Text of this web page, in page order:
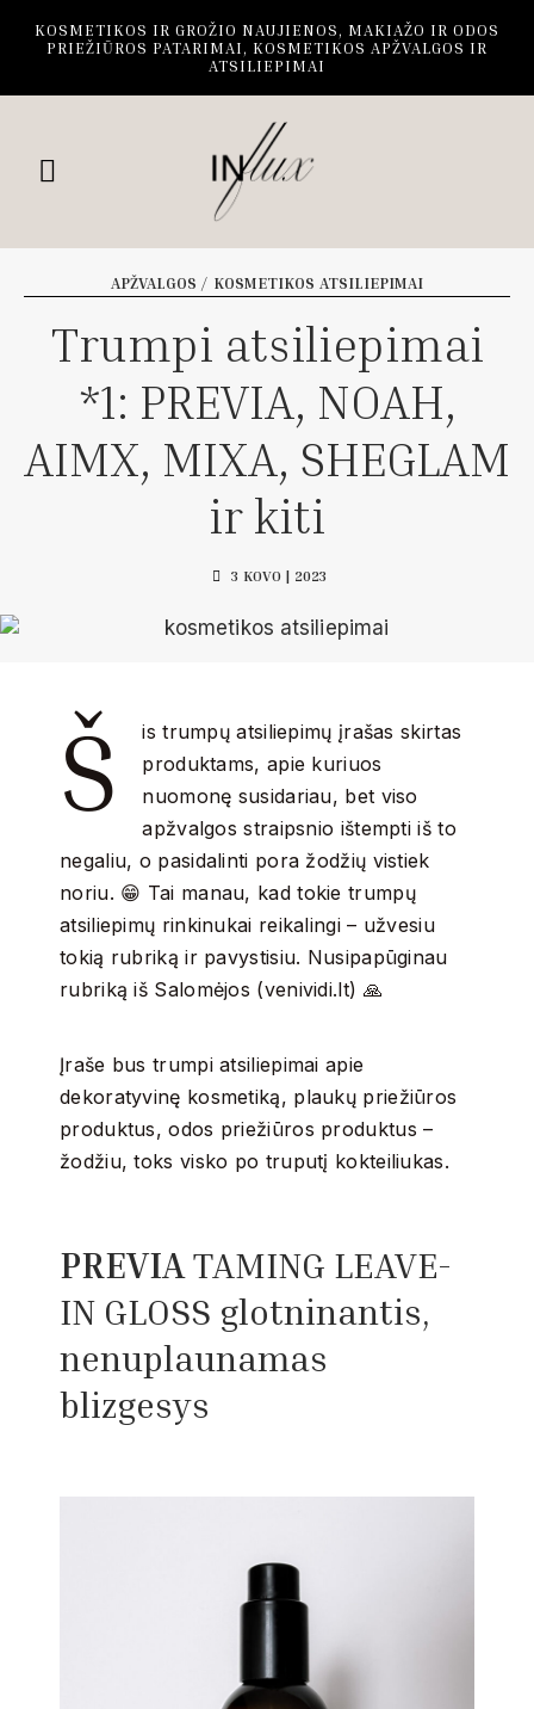
KOSMETIKOS IR GROŽIO NAUJIENOS, MAKIAŽO IR ODOS
PRIEŽIŪROS PATARIMAI, KOSMETIKOS APŽVALGOS IR
ATSILIEPIMAI
APŽVALGOS / KOSMETIKOS ATSILIEPIMAI
Trumpi atsiliepimai
*1: PREVIA, NOAH,
AIMX, MIXA, SHEGLAM
ir kiti
3 KOVO | 2023
Š
is trumpų atsiliepimų įrašas skirtas
produktams, apie kuriuos
nuomonę susidariau, bet viso
apžvalgos straipsnio ištempti iš to
negaliu, o pasidalinti pora žodžių vistiek
noriu. 😁 Tai manau, kad tokie trumpų
atsiliepimų rinkinukai reikalingi – užvesiu
tokią rubriką ir pavystisiu. Nusipapūginau
rubriką iš Salomėjos (venividi.lt) 🙏
Įraše bus trumpi atsiliepimai apie
dekoratyvinę kosmetiką, plaukų priežiūros
produktus, odos priežiūros produktus –
žodžiu, toks visko po truputį kokteiliukas.
PREVIA TAMING LEAVE-
IN GLOSS glotninantis,
nenuplaunamas
blizgesys